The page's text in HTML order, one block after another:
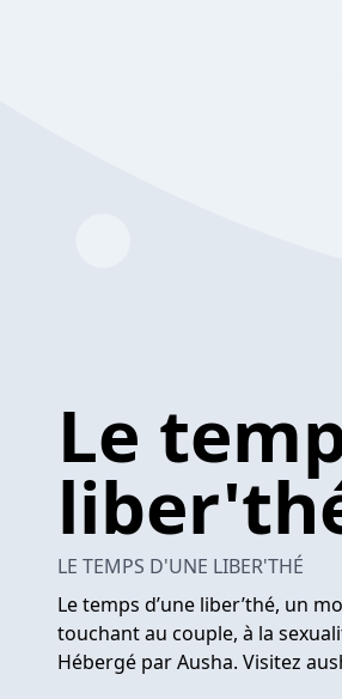
Le
LE TEMPS D'UNE LIBER'THÉ
Le temps d’une liber’thé, un
touchant au couple, à la
Hébergé par Ausha. Visitez